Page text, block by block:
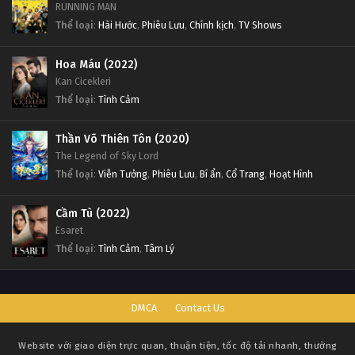
RUNNING MAN
Thể loại: Hài Hước, Phiêu Lưu, Chính kịch, TV Shows
Hoa Máu (2022)
Kan Cicekleri
Thể loại: Tình Cảm
Thần Võ Thiên Tôn (2020)
The Legend of Sky Lord
Thể loại: Viễn Tưởng, Phiêu Lưu, Bí ẩn, Cổ Trang, Hoạt Hình
Cầm Tù (2022)
Esaret
Thể loại: Tình Cảm, Tâm Lý
DMCA Contact Us
Website với giao diện trực quan, thuận tiện, tốc độ tải nhanh, thường